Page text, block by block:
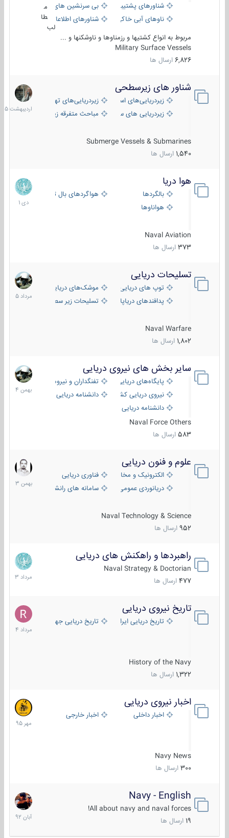
شناورهای پشتیبانی
بی سرنشین های دریایی
ناوهای آبی خاکی و نیروبرشناورهای اطلاعاتی و جاسوسی
طا
لب
مربوط به انواع کشتیها و رزمناوها و ناوشکنها و ...
Military Surface Vessels
6,826 ارسال ها
شناور های زیرسطحی
زیردریایی‌های استراتژیکزیردریایی‌های تهاجمی
زیردریایی های سبک
مباحث متفرقه زیرسطحی
Submerge Vessels & Submarines
1,540 ارسال ها
31
1405
هوا دریا
بالگردها
هواگردهای بال ثابت
هواناوها
Naval Aviation
373 ارسال ها
12
دی
1401
تسلیحات دریایی
توپ های دریایی
موشک‌های دریایی
پدافندهای دریاپایه
تسلیحات زیر سطحی
Naval Warfare
1,802 ارسال ها
2
مرداد
1405
سایر بخش های نیروی دریایی
پایگاه‌های دریایی
تفنگداران و نیروهای ویژه‌ی دریایی
نیروی دریایی کشورهای مختلفدانشنامه دریایی
دانشنامه دریایی کپی
Naval Force Others
583 ارسال ها
22
بهمن
1404
علوم و فنون دریایی
الکترونیک و مخابرات دریاییفناوری دریایی
دریانوردی عمومی
سامانه های رانشی دریایی
Naval Technology & Science
952 ارسال ها
6
بهمن
1403
راهبردها و راهکنش های دریایی
Naval Strategy & Doctorian
477 ارسال ها
2
مرداد
1403
تاریخ نیروی دریایی
تاریخ دریایی ایران تاریخ دریایی جهان
History of the Navy
1,322 ارسال ها
16
مرداد
1404
اخبار نیروی دریایی
اخبار داخلی اخبار خارجی
Navy News
300 ارسال ها
27
مهر
1395
Navy - English
All about navy and naval forces!
ارسال ها
22
آبان
1392